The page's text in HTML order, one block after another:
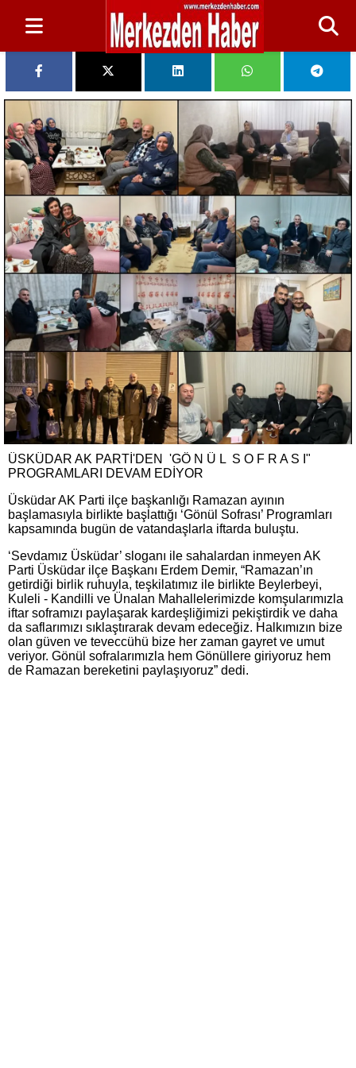
ÜSKÜDAR AK PARTİ'DEN 'GÖ N Ü L S O F R A S I"
PROGRAMLARI DEVAM EDİYOR
Üsküdar AK Parti ilçe başkanlığı Ramazan ayının
başlamasıyla birlikte başlattığı ‘Gönül Sofrası’ Programları
kapsamında bugün de vatandaşlarla iftarda buluştu.
‘Sevdamız Üsküdar’ sloganı ile sahalardan inmeyen AK
Parti Üsküdar ilçe Başkanı Erdem Demir, “Ramazan’ın
getirdiği birlik ruhuyla, teşkilatımız ile birlikte Beylerbeyi,
Kuleli - Kandilli ve Ünalan Mahallelerimizde komşularımızla
iftar soframızı paylaşarak kardeşliğimizi pekiştirdik ve daha
da saflarımızı sıklaştırarak devam edeceğiz. Halkımızın bize
olan güven ve teveccühü bize her zaman gayret ve umut
veriyor. Gönül sofralarımızla hem Gönüllere giriyoruz hem
de Ramazan bereketini paylaşıyoruz” dedi.